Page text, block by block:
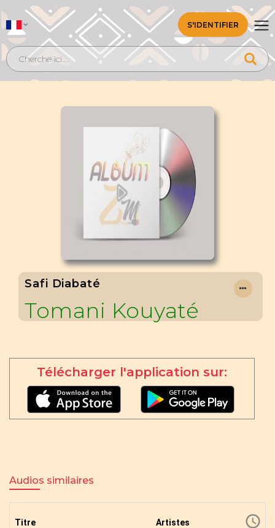
S'IDENTIFIER
Safi Diabaté
Tomani Kouyaté
Télécharger l'application sur:
Audios similaires
Titre Artistes